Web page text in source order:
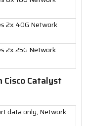
2x 40G Network
2x 25G Network
Cisco Catalyst
data only, Network